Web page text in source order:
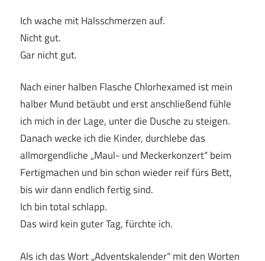
Ich wache mit Halsschmerzen auf.
Nicht gut.
Gar nicht gut.
Nach einer halben Flasche Chlorhexamed ist mein
halber Mund betäubt und erst anschließend fühle
ich mich in der Lage, unter die Dusche zu steigen.
Danach wecke ich die Kinder, durchlebe das
allmorgendliche „Maul- und Meckerkonzert“ beim
Fertigmachen und bin schon wieder reif fürs Bett,
bis wir dann endlich fertig sind.
Ich bin total schlapp.
Das wird kein guter Tag, fürchte ich.
Als ich das Wort „Adventskalender“ mit den Worten